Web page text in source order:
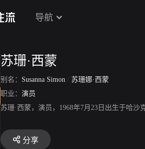
导航
苏珊·西蒙
别名： Susanna Simon / 苏珊娜·西蒙
职业： 演员
苏珊·西蒙，演员，1968年7月23日出生于哈
分享